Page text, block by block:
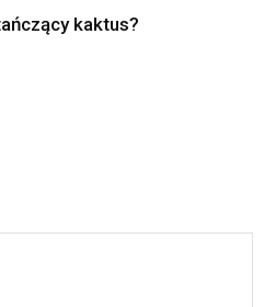
kaktus?